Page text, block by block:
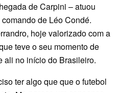
de Carpini – atuou
de Léo Condé.
hoje valorizado com a
teve o seu momento de
ali no início do Brasileiro.
ter algo que que o futebol